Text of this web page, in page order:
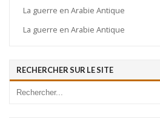
La guerre en Arabie Antique
La guerre en Arabie Antique
RECHERCHER SUR LE SITE